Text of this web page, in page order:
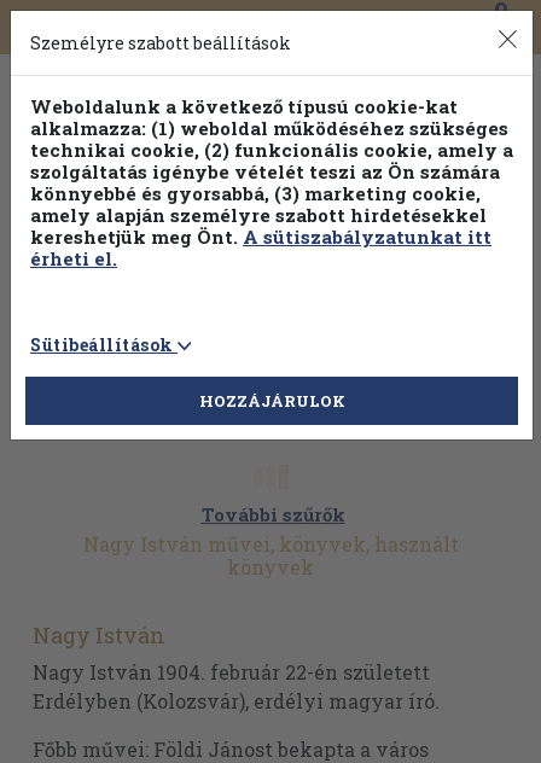
Toggle
navigation
0
Válogasson több mint 30 000 kötet közül
Hobbi témakörökben20% kedvezménnyel!
További szűrők
Nagy István művei, könyvek, használt
könyvek
Nagy István
Nagy István 1904. február 22-én született
Erdélyben (Kolozsvár), erdélyi magyar író.
Főbb művei: Földi Jánost bekapta a város
Személyre szabott beállítások
Weboldalunk a következő típusú cookie-kat
alkalmazza: (1) weboldal működéséhez szükséges
technikai cookie, (2) funkcionális cookie, amely a
szolgáltatás igénybe vételét teszi az Ön számára
könnyebbé és gyorsabbá, (3) marketing cookie,
amely alapján személyre szabott hirdetésekkel
kereshetjük meg Önt. A sütiszabályzatunkat itt
érheti el.
Sütibeállítások
HOZZÁJÁRULOK